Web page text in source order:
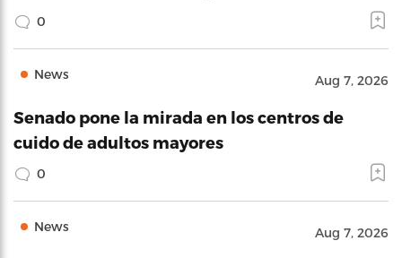
0
News Aug 7, 2026
Senado pone la mirada en los centros de
cuido de adultos mayores
0
News Aug 7, 2026